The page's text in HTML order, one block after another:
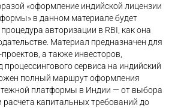
«оформление индийской лицензии
в данном материале будет
авторизации в RBI, как она
Материал предназначен для
а также инвесторов,
сервиса на индийский
полный маршрут оформления
платформы в Индии — от выбора
капитальных требований до